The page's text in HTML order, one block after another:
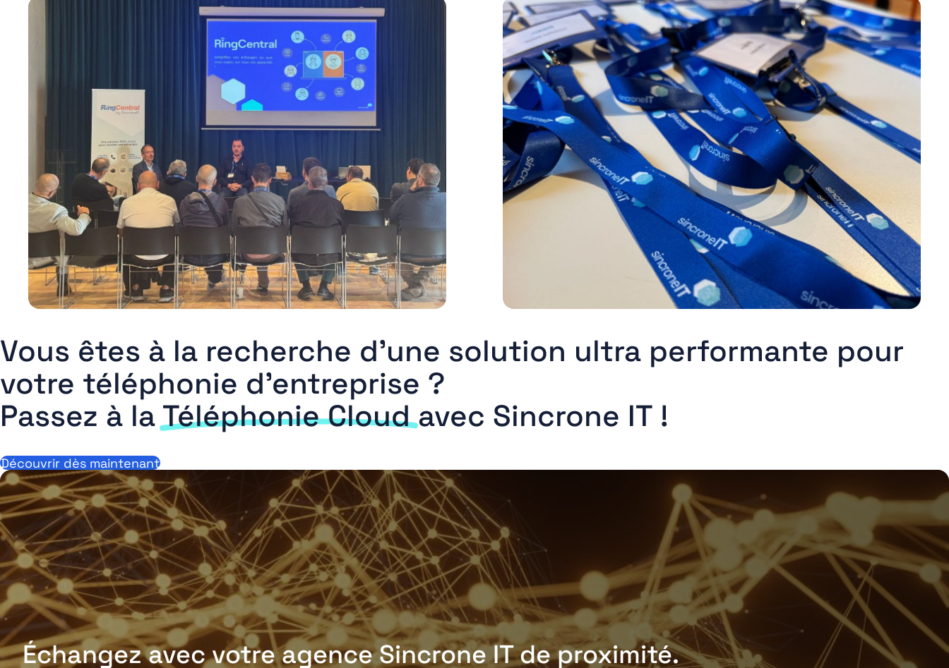
Vous êtes à la recherche d’une solution ultra performante pour
votre téléphonie d’entreprise ?
Passez à laTéléphonie Cloudavec Sincrone IT !
Découvrir dès maintenant
Échangez avec votre agence Sincrone IT de proximité.